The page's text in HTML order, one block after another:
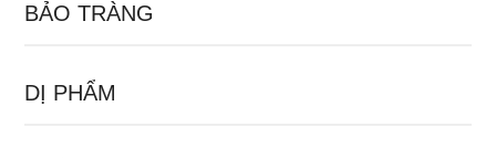
BẢO TRÀNG
DỊ PHẨM